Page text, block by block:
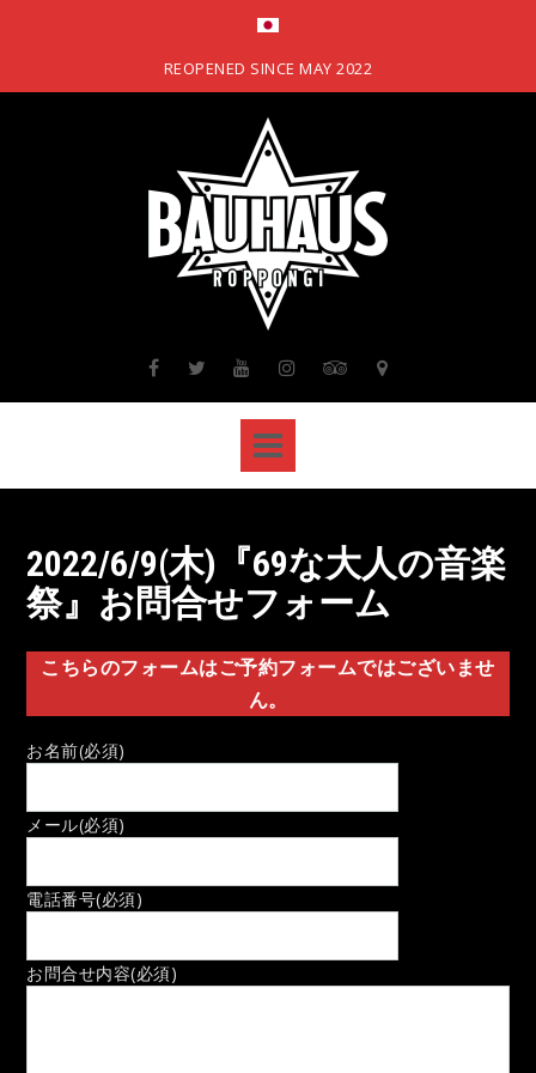
REOPENED SINCE MAY 2022
2022/6/9(木)『69な大人の音楽
祭』お問合せフォーム
こちらのフォームはご予約フォームではございませ
ん。
お名前(必須)
メール(必須)
電話番号(必須)
お問合せ内容(必須)